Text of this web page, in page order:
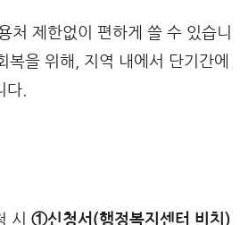
처 제한없이 편하게 쓸 수 있습니
복을 위해, 지역 내에서 단기간에
다.
시 ①신청서(행정복지센터 비치)